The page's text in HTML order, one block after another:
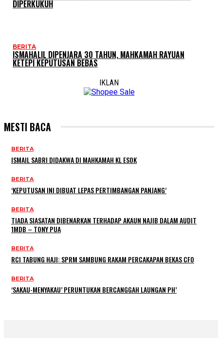
DIPERKUKUH
BERITA
ISMAHALIL DIPENJARA 30 TAHUN, MAHKAMAH RAYUAN
KETEPI KEPUTUSAN BEBAS
IKLAN
MESTI BACA
BERITA
ISMAIL SABRI DIDAKWA DI MAHKAMAH KL ESOK
BERITA
‘KEPUTUSAN INI DIBUAT LEPAS PERTIMBANGAN PANJANG’
BERITA
TIADA SIASATAN DIBENARKAN TERHADAP AKAUN NAJIB DALAM AUDIT
1MDB – TONY PUA
BERITA
RCI TABUNG HAJI: SPRM SAMBUNG RAKAM PERCAKAPAN BEKAS CFO
BERITA
‘SAKAU-MENYAKAU’ PERUNTUKAN BERCANGGAH LAUNGAN PH’